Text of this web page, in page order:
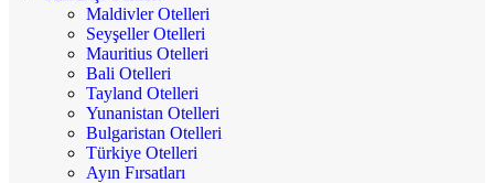
Maldivler Otelleri
Seyşeller Otelleri
Mauritius Otelleri
Bali Otelleri
Tayland Otelleri
Yunanistan Otelleri
Bulgaristan Otelleri
Türkiye Otelleri
Ayın Fırsatları